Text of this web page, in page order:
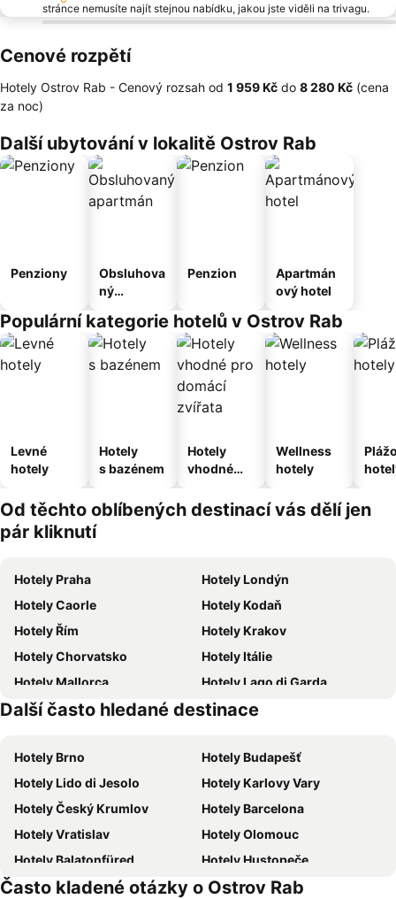
stránce nemusíte najít stejnou nabídku, jakou jste viděli na trivagu.
Cenové rozpětí
Hotely Ostrov Rab - Cenový rozsah od ‎1 959 Kč do ‎8 280 Kč (cena
za noc)
Další ubytování v lokalitě Ostrov Rab
Penziony
Obsluhova
ný
Penzion
Apartmán
ový hotel
Populární kategorie hotelů v Ostrov Rab
Levné
hotely
Hotely
s bazénem
Hotely
vhodné
domácí
zvířata
Wellness
hotely
Od těchto oblíbených destinací vás dělí jen
pár kliknutí
Hotely Praha
Hotely Londýn
Hotely Caorle
Hotely Kodaň
Hotely Řím
Hotely Krakov
Hotely Chorvatsko
Hotely Itálie
Hotely Mallorca
Hotely Lago di Garda
Hotely Česká republika
Hotely Vysočina
Další často hledané destinace
Hotely Brno
Hotely Budapešť
Hotely Lido di Jesolo
Hotely Karlovy Vary
Hotely Český Krumlov
Hotely Barcelona
Hotely Vratislav
Hotely Olomouc
Hotely Balatonfüred
Hotely Hustopeče
Hotely Vídeň
Hotely Hurghada
Často kladené otázky o Ostrov Rab